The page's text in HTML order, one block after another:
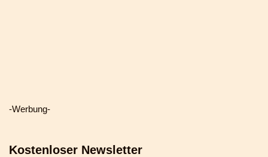
-Werbung-
Kostenloser Newsletter